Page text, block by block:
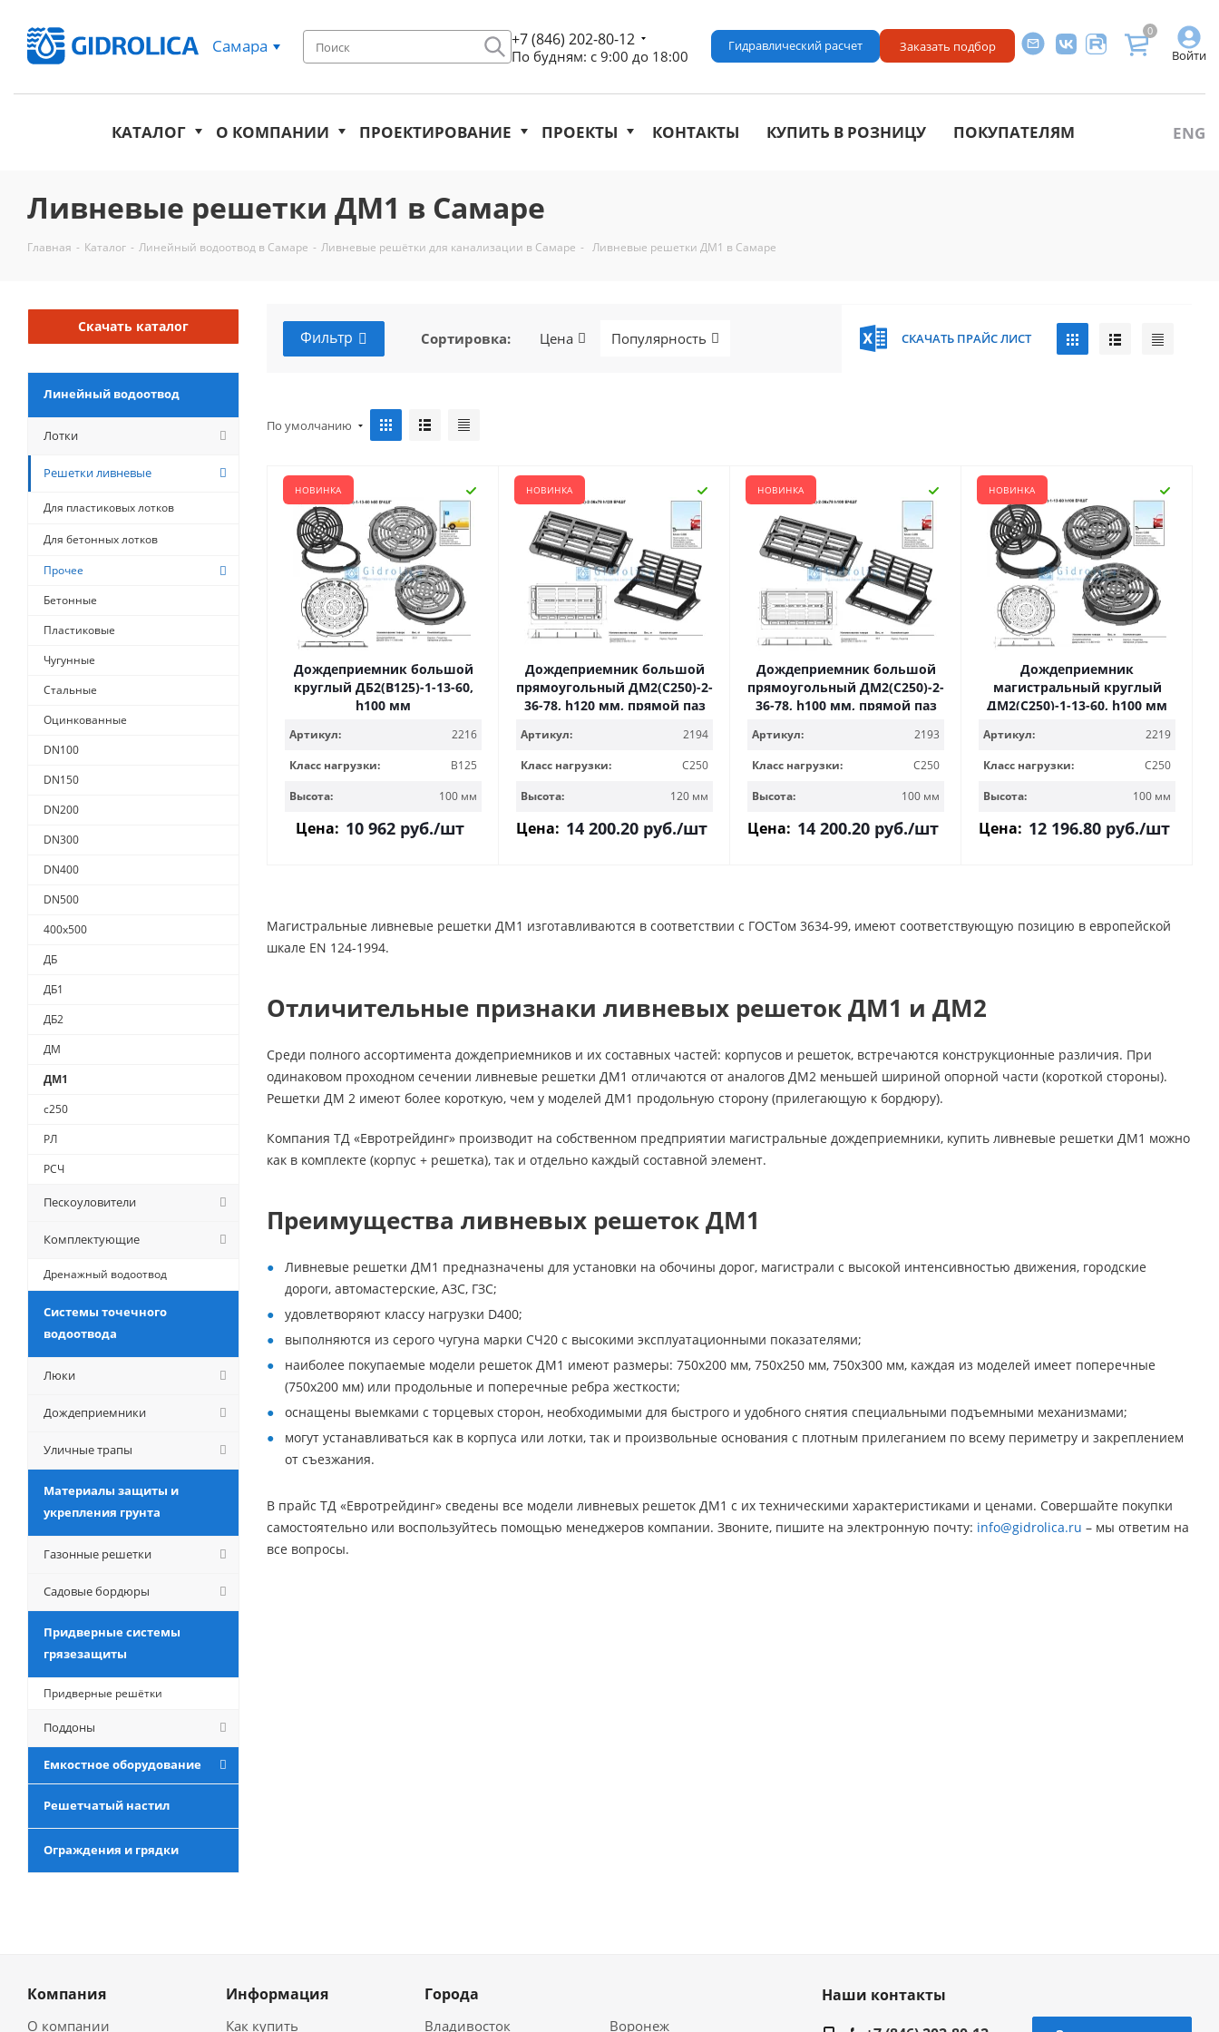
Самара +7 (846) 202-80-12
По будням: с 9:00 до 18:00 Войти
0
Гидравлический расчет Заказать подбор
КАТАЛОГ О КОМПАНИИ ПРОЕКТИРОВАНИЕ ПРОЕКТЫ КОНТАКТЫ КУПИТЬ В РОЗНИЦУ ПОКУПАТЕЛЯМ ENG
Ливневые решетки ДМ1 в Самаре
Главная - Каталог - Линейный водоотвод в Самаре - Ливневые решётки для канализации в Самаре - Ливневые решетки ДМ1 в Самаре
Фильтр Сортировка: Цена Популярность СКАЧАТЬ ПРАЙС ЛИСТ
По умолчанию
НОВИНКА
Дождеприемник большой
круглый ДБ2(В125)-1-13-60,
h100 мм
Артикул:
2216
Класс нагрузки:
B125
Высота:
100 мм
Цена: 10 962 руб./шт
НОВИНКА
Дождеприемник большой
прямоугольный ДМ2(С250)-2-
36-78, h120 мм, прямой паз
Артикул:
2194
Класс нагрузки:
С250
Высота:
120 мм
Цена: 14 200.20 руб./шт
НОВИНКА
Дождеприемник большой
прямоугольный ДМ2(С250)-2-
36-78, h100 мм, прямой паз
Артикул:
2193
Класс нагрузки:
С250
Высота:
100 мм
Цена: 14 200.20 руб./шт
НОВИНКА
Дождеприемник
магистральный круглый
ДМ2(С250)-1-13-60, h100 мм
Артикул:
2219
Класс нагрузки:
С250
Высота:
100 мм
Цена: 12 196.80 руб./шт
Магистральные ливневые решетки ДМ1 изготавливаются в соответствии с ГОСТом 3634-99, имеют соответствующую позицию в европейской
шкале EN 124-1994.
Отличительные признаки ливневых решеток ДМ1 и ДМ2
Среди полного ассортимента дождеприемников и их составных частей: корпусов и решеток, встречаются конструкционные различия. При
одинаковом проходном сечении ливневые решетки ДМ1 отличаются от аналогов ДМ2 меньшей шириной опорной части (короткой стороны).
Решетки ДМ 2 имеют более короткую, чем у моделей ДМ1 продольную сторону (прилегающую к бордюру).
Компания ТД «Евротрейдинг» производит на собственном предприятии магистральные дождеприемники, купить ливневые решетки ДМ1 можно
как в комплекте (корпус + решетка), так и отдельно каждый составной элемент.
Преимущества ливневых решеток ДМ1
Ливневые решетки ДМ1 предназначены для установки на обочины дорог, магистрали с высокой интенсивностью движения, городские
дороги, автомастерские, АЗС, ГЗС;
удовлетворяют классу нагрузки D400;
выполняются из серого чугуна марки СЧ20 с высокими эксплуатационными показателями;
наиболее покупаемые модели решеток ДМ1 имеют размеры: 750х200 мм, 750х250 мм, 750х300 мм, каждая из моделей имеет поперечные
(750х200 мм) или продольные и поперечные ребра жесткости;
оснащены выемками с торцевых сторон, необходимыми для быстрого и удобного снятия специальными подъемными механизмами;
могут устанавливаться как в корпуса или лотки, так и произвольные основания с плотным прилеганием по всему периметру и закреплением
от съезжания.
В прайс ТД «Евротрейдинг» сведены все модели ливневых решеток ДМ1 с их техническими характеристиками и ценами. Совершайте покупки
самостоятельно или воспользуйтесь помощью менеджеров компании. Звоните, пишите на электронную почту: info@gidrolica.ru – мы ответим на
все вопросы.
Скачать каталог
Линейный водоотвод
Лотки
Решетки ливневые
Для пластиковых лотков
Для бетонных лотков
Прочее
Бетонные
Пластиковые
Чугунные
Стальные
Оцинкованные
DN100
DN150
DN200
DN300
DN400
DN500
400х500
ДБ
ДБ1
ДБ2
ДМ
ДМ1
с250
РЛ
РСЧ
Пескоуловители
Комплектующие
Дренажный водоотвод
Системы точечного
водоотвода
Люки
Дождеприемники
Уличные трапы
Материалы защиты и
укрепления грунта
Газонные решетки
Садовые бордюры
Придверные системы
грязезащиты
Придверные решётки
Поддоны
Емкостное оборудование
Решетчатый настил
Ограждения и грядки
Компания
О компании
Информация
Как купить
Города
Владивосток Воронеж
Наши контакты